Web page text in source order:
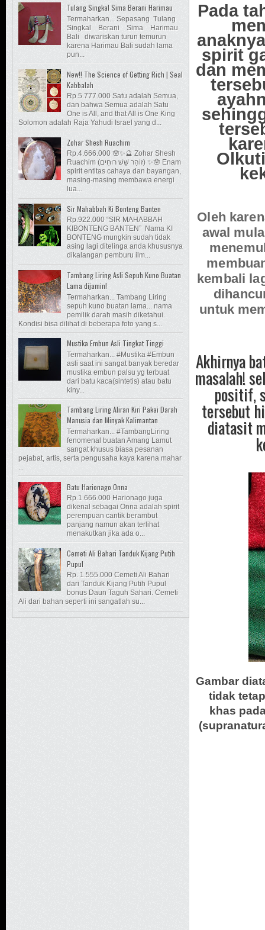
Pada
spirit
dan
Oleh
awal
kembali
untuk
Akhirnya
masalah!
positif,
tersebut
diatasit
Gambar
tidak
khas
Tulang Singkal Sima Berani Harimau
Termaharkan... Sepasang Tulang
Singkal Berani Sima Harimau
Bali diwariskan turun temurun
karena Harimau Bali sudah lama
pun...
New!! The Science of Getting Rich | Seal
Kabbalah
Rp.5.777.000 Satu adalah Semua,
dan bahwa Semua adalah Satu
One is All, and that All is One King
Solomon adalah Raja Yahudi Israel yang d...
Zohar Shesh Ruachim
Rp.4.666.000 🪬✨🔮 Zohar Shesh
Ruachim (זוֹהַר שֵׁשׁ רוּחִים) ✨🪬 Enam
spirit entitas cahaya dan bayangan,
masing-masing membawa energi
lua...
Sir Mahabbah Ki Bonteng Banten
Rp.922.000 “SIR MAHABBAH
KIBONTENG BANTEN” Nama KI
BONTENG mungkin sudah tidak
asing lagi ditelinga anda khususnya
dikalangan pemburu ilm...
Tambang Liring Asli Sepuh Kuno Buatan
Lama dijamin!
Termaharkan... Tambang Liring
sepuh kuno buatan lama... nama
pemilik darah masih diketahui.
Kondisi bisa dilihat di beberapa foto yang s...
Mustika Embun Asli Tingkat Tinggi
Termaharkan... #Mustika #Embun
asli saat ini sangat banyak beredar
mustika embun palsu yg terbuat
dari batu kaca(sintetis) atau batu
kiny...
Tambang Liring Aliran Kiri Pakai Darah
Manusia dan Minyak Kalimantan
Termaharkan... #TambangLiring
fenomenal buatan Amang Lamut
sangat khusus biasa pesanan
pejabat, artis, serta pengusaha kaya karena mahar
...
Batu Harionago Onna
Rp.1.666.000 Harionago juga
dikenal sebagai Onna adalah spirit
perempuan cantik berambut
panjang namun akan terlihat
menakutkan jika ada o...
Cemeti Ali Bahari Tanduk Kijang Putih
Pupul
Rp. 1.555.000 Cemeti Ali Bahari
dari Tanduk Kijang Putih Pupul
bonus Daun Taguh Sahari. Cemeti
Ali dari bahan seperti ini sangatlah su...